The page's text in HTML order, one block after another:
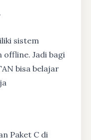
sistem
Jadi bagi
bisa belajar
Paket C di